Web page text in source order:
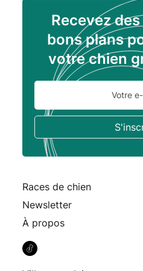
Recevez
bons plans
votre chien
Races de chien
Newsletter
À propos